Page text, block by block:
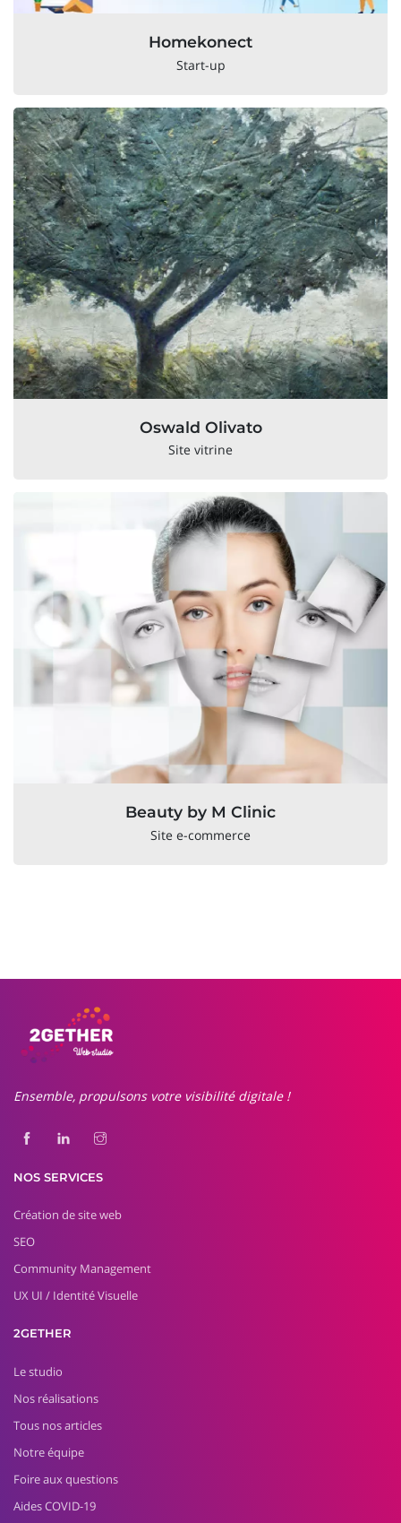
Homekonect
Start-up
Oswald Olivato
Site vitrine
Beauty by M Clinic
Site e-commerce
Ensemble, propulsons votre visibilité digitale !
NOS SERVICES
Création de site web
SEO
Community Management
UX UI / Identité Visuelle
2GETHER
Le studio
Nos réalisations
Tous nos articles
Notre équipe
Foire aux questions
Aides COVID-19